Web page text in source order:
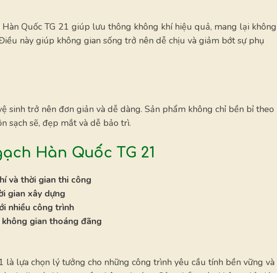
Quốc TG 21 giúp lưu thông không khí hiệu quả, mang lại không
này giúp không gian sống trở nên dễ chịu và giảm bớt sự phụ
sinh trở nên đơn giản và dễ dàng. Sản phẩm không chỉ bền bỉ theo
sạch sẽ, đẹp mắt và dễ bảo trì.
Hàn Quốc TG 21
và thời gian thi công
gian xây dựng
nhiều công trình
gian thoáng đãng
là lựa chọn lý tưởng cho những công trình yêu cầu tính bền vững và